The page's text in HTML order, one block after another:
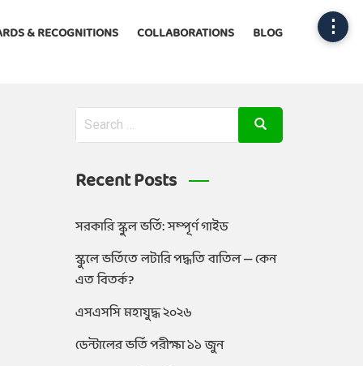
& RECOGNITIONS COLLABORATIONS BLOG
Recent Posts
সরকারি স্কুল ভর্তি: সম্পূর্ণ গাইড
স্কুলে ভর্তিতে লটারি পদ্ধতি বাতিল — কেন
এত বিতর্ক?
এসএসসি মহাযুদ্ধ ২০২৬
ডেন্টালের ভর্তি পরীক্ষা ১১ জুন
⋮